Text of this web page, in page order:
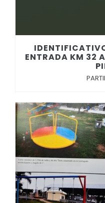
ENTRADA KM 32